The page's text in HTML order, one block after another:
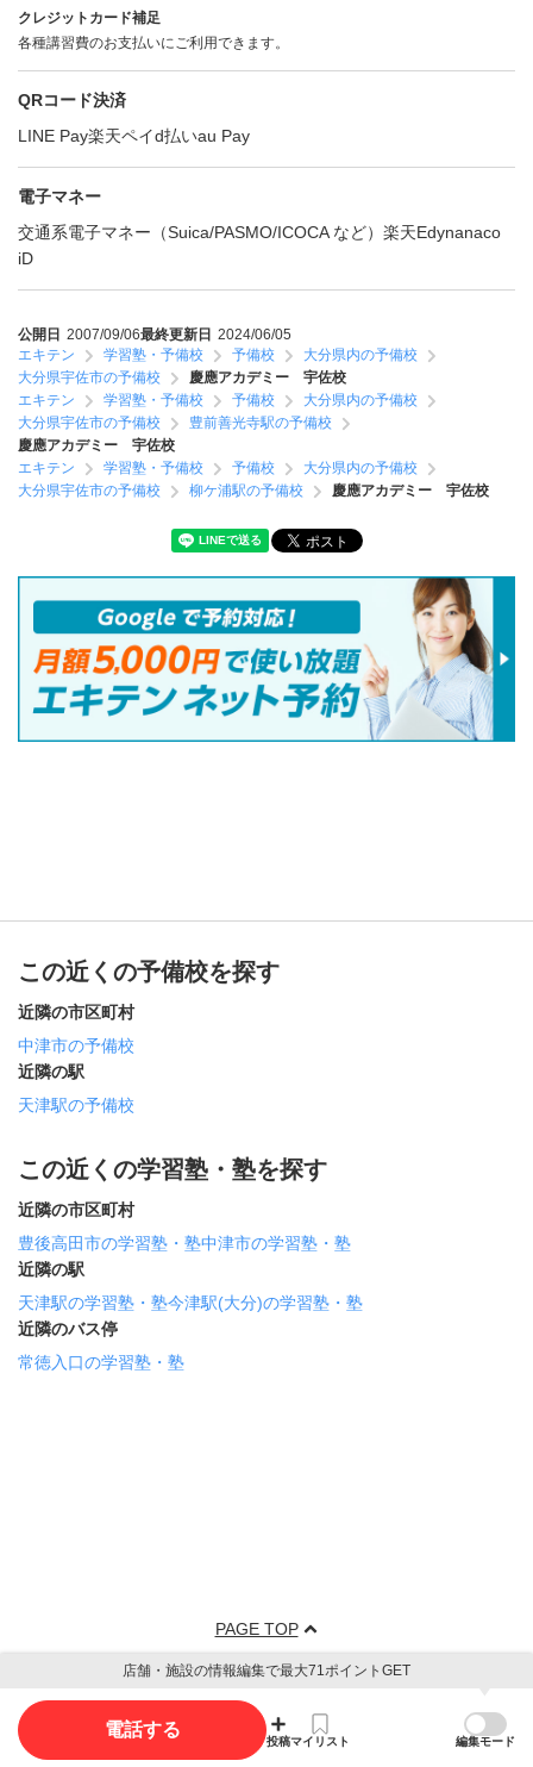
クレジットカード補足
各種講習費のお支払いにご利用できます。
QRコード決済
LINE Pay楽天ペイd払いau Pay
電子マネー
交通系電子マネー（Suica/PASMO/ICOCA など） 楽天Edynanaco
iD
公開日 2007/09/06最終更新日 2024/06/05
エキテン
学習塾・予備校 予備校
大分県内の予備校
大分県宇佐市の予備校
慶應アカデミー 宇佐校
エキテン
学習塾・予備校 予備校
大分県内の予備校
大分県宇佐市の予備校
豊前善光寺駅の予備校
慶應アカデミー 宇佐校
エキテン
学習塾・予備校 予備校
大分県内の予備校
大分県宇佐市の予備校
柳ケ浦駅の予備校 慶應アカデミー 宇佐校
この近くの予備校を探す
近隣の市区町村
中津市の予備校
近隣の駅
天津駅の予備校
この近くの学習塾・塾を探す
近隣の市区町村
豊後高田市の学習塾・塾中津市の学習塾・塾
近隣の駅
天津駅の学習塾・塾今津駅(大分)の学習塾・塾
近隣のバス停
常徳入口の学習塾・塾
PAGE TOP
店舗・施設の情報編集で最大71ポイントGET
電話する
投稿マイリスト 編集モード